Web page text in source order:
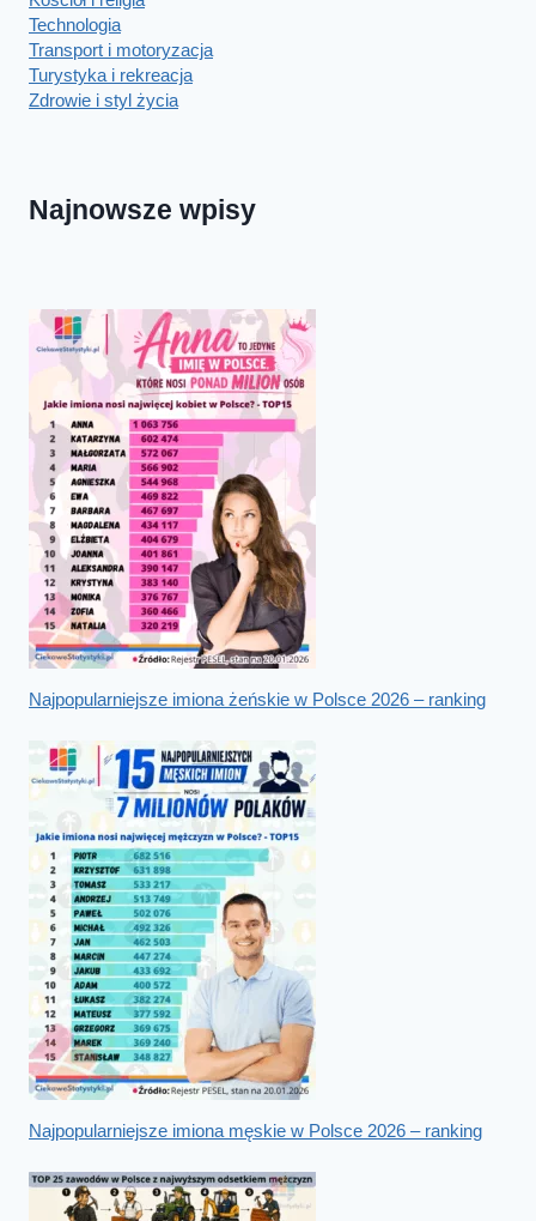
Technologia
Transport i motoryzacja
Turystyka i rekreacja
Zdrowie i styl życia
Najnowsze wpisy
Najpopularniejsze imiona żeńskie w Polsce 2026 – ranking
Najpopularniejsze imiona męskie w Polsce 2026 – ranking